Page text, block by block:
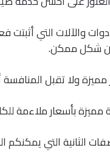
والآلات التي أثبتت
شكل ممكن.
ولا تقبل المنافسة
بأسعار ملاءمة
الثانية التي يمكنكم